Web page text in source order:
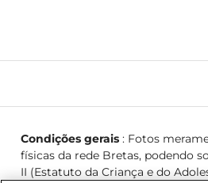
Condições gerais: Fotos
físicas da rede Bretas, podendo
II (Estatuto da Criança e do